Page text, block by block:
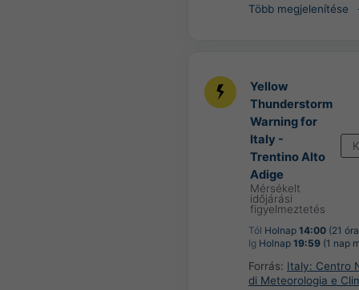
Több megjelenítése
Yellow
Thunderstorm
Warning for
Italy -
Trentino Alto
Adige
Mérsékelt
időjárási
figyelmeztetés
Tól Holnap 14:00 (21
Ig Holnap 19:59 (1 nap
Forrás: Italy: Centro
di Meteorologia e